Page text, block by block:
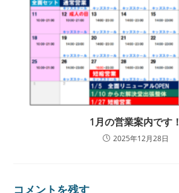
1月の営業案内です！
2025年12月28日
コメントを残す